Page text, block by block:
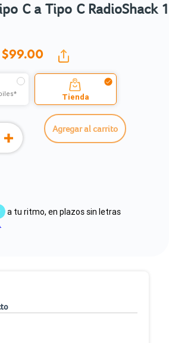
C a Tipo C RadioShack 1
$99.00
Tienda
Agregar al carrito